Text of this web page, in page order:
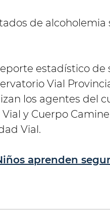
de alcoholemia
estadístico de
Vial
los agentes del
y Cuerpo
Vial.
aprenden